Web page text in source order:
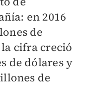
en 2016
de
cifra creció
de dólares y
de